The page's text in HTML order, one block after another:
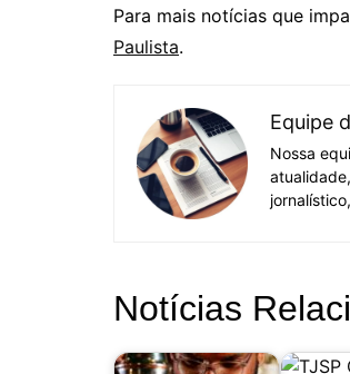
Para mais notícias que
Paulista.
Equipe
Nossa
Notícias